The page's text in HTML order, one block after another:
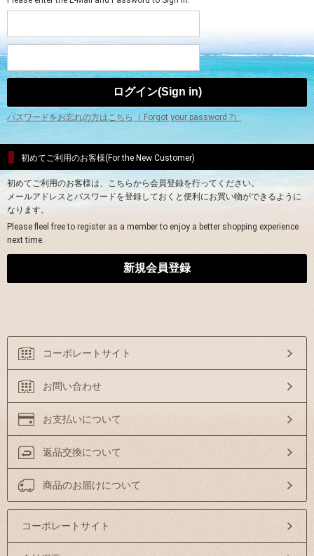
パスワードをお忘れの方はこちら（ Forgot your password ?）
初めてご利用のお客様(For the New Customer)
初めてご利用のお客様は、こちらから会員登録を行ってください。
メールアドレスとパスワードを登録しておくと便利にお買い物ができるように
なります。
Please fleel free to register as a member to enjoy a better shopping experience
next time.
コーポレートサイト
お問い合わせ
お支払いについて
返品交換について
商品のお届けについて
コーポレートサイト